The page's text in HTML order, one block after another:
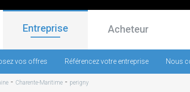
Entreprise Acheteur
vos offres Référencez votre entreprise Nous
- Charente-Maritime - perigny